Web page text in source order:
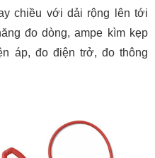
chiều với dải rộng lên tới
đo dòng, ampe kìm kẹp
áp, đo điện trở, đo thông